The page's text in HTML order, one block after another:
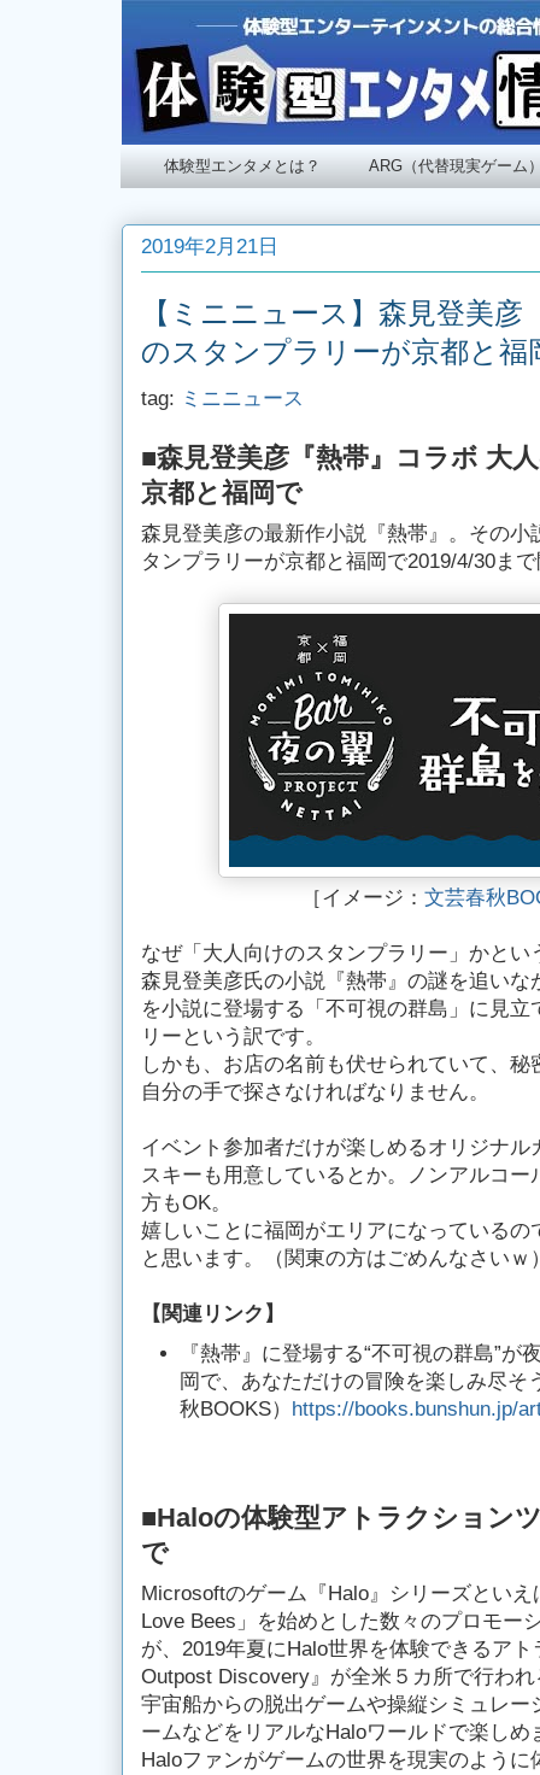
体験型エンタメとは？ ARG（代替現実ゲーム
2019年2月21日
【ミニニュース】森見登美
のスタンプラリーが京都と福
tag: ミニニュース
■森見登美彦『熱帯』コラボ 大
京都と福岡で
森見登美彦の最新作小説『熱帯』。その
タンプラリーが京都と福岡で2019/4/30ま
［イメージ： 文芸春秋
なぜ「大人向けのスタンプラリー」かと
森見登美彦氏の小説『熱帯』の謎を追い
を小説に登場する「不可視の群島」に見
リーという訳です。
しかも、お店の名前も伏せられていて、
自分の手で探さなければなりません。
イベント参加者だけが楽しめるオリジナ
スキーも用意しているとか。ノンアルコ
方もOK。
嬉しいことに福岡がエリアになっている
と思います。（関東の方はごめんなさいｗ
【関連リンク】
『熱帯』に登場する“不可視の群島”が
岡で、あなただけの冒険を楽しみ尽そ
秋BOOKS） https://books.bunshun.jp/
■Haloの体験型アトラクション
で
Microsoftのゲーム『Halo』シリーズとい
Love Bees」を始めとした数々のプロモー
が、2019年夏にHalo世界を体験できるア
Outpost Discovery』が全米５カ所で行わ
宇宙船からの脱出ゲームや操縦シミュレー
ームなどをリアルなHaloワールドで楽しめ
Haloファンがゲームの世界を現実のよう